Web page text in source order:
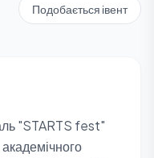
Подобається івент
"STARTS fest"
академічного